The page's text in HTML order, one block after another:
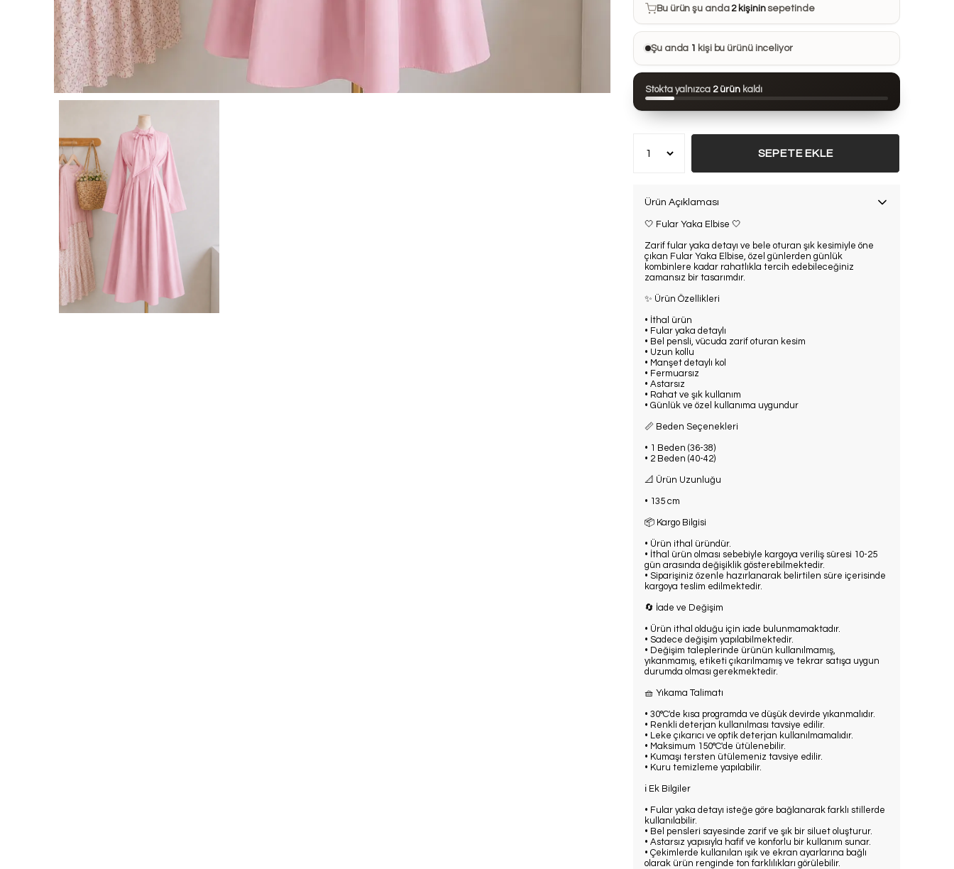
Bu ürün şu anda 2 kişininsepetinde
Bu ürünü 21 kişi favorilerine ekledi
Bu ürün son 24 saatte44 kezgörüntülendi
Şu anda 1 kişi bu ürünü inceliyor
Stokta yalnızca 2 ürün kaldı
SEPETE EKLE
Ürün Açıklaması
🤍 Fular Yaka Elbise 🤍
Zarif fular yaka detayı ve bele oturan şık kesimiyle öne
çıkan Fular Yaka Elbise, özel günlerden günlük
kombinlere kadar rahatlıkla tercih edebileceğiniz
zamansız bir tasarımdır.
✨ Ürün Özellikleri
• İthal ürün
• Fular yaka detaylı
• Bel pensli, vücuda zarif oturan kesim
• Uzun kollu
• Manşet detaylı kol
• Fermuarsız
• Astarsız
• Rahat ve şık kullanım
• Günlük ve özel kullanıma uygundur
📏 Beden Seçenekleri
• 1 Beden (36-38)
• 2 Beden (40-42)
📐 Ürün Uzunluğu
• 135 cm
📦 Kargo Bilgisi
• Ürün ithal üründür.
• İthal ürün olması sebebiyle kargoya veriliş süresi 10-25
gün arasında değişiklik gösterebilmektedir.
• Siparişiniz özenle hazırlanarak belirtilen süre içerisinde
kargoya teslim edilmektedir.
🔄 İade ve Değişim
• Ürün ithal olduğu için iade bulunmamaktadır.
• Sadece değişim yapılabilmektedir.
• Değişim taleplerinde ürünün kullanılmamış,
yıkanmamış, etiketi çıkarılmamış ve tekrar satışa uygun
durumda olması gerekmektedir.
🧺 Yıkama Talimatı
• 30°C'de kısa programda ve düşük devirde yıkanmalıdır.
• Renkli deterjan kullanılması tavsiye edilir.
• Leke çıkarıcı ve optik deterjan kullanılmamalıdır.
• Maksimum 150°C'de ütülenebilir.
• Kumaşı tersten ütülemeniz tavsiye edilir.
• Kuru temizleme yapılabilir.
ℹ️ Ek Bilgiler
• Fular yaka detayı isteğe göre bağlanarak farklı stillerde
kullanılabilir.
• Bel pensleri sayesinde zarif ve şık bir siluet oluşturur.
• Astarsız yapısıyla hafif ve konforlu bir kullanım sunar.
• Çekimlerde kullanılan ışık ve ekran ayarlarına bağlı
olarak ürün renginde ton farklılıkları görülebilir.